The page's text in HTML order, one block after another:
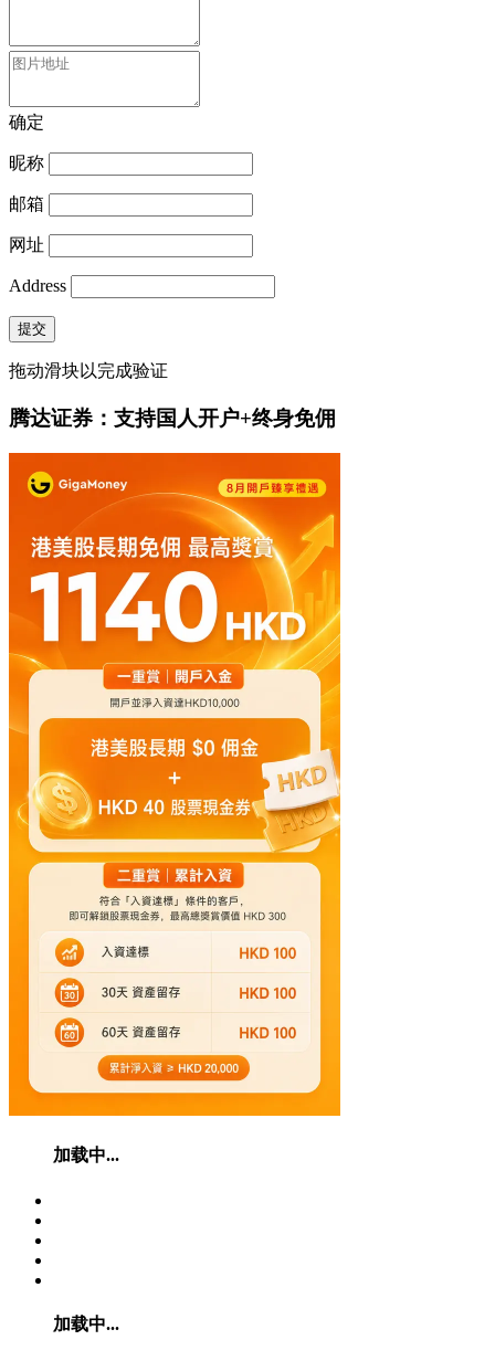
确定
昵称
邮箱
网址
Address
提交
拖动滑块以完成验证
腾达证券：支持国人开户+终身免佣
加载中...
加载中...